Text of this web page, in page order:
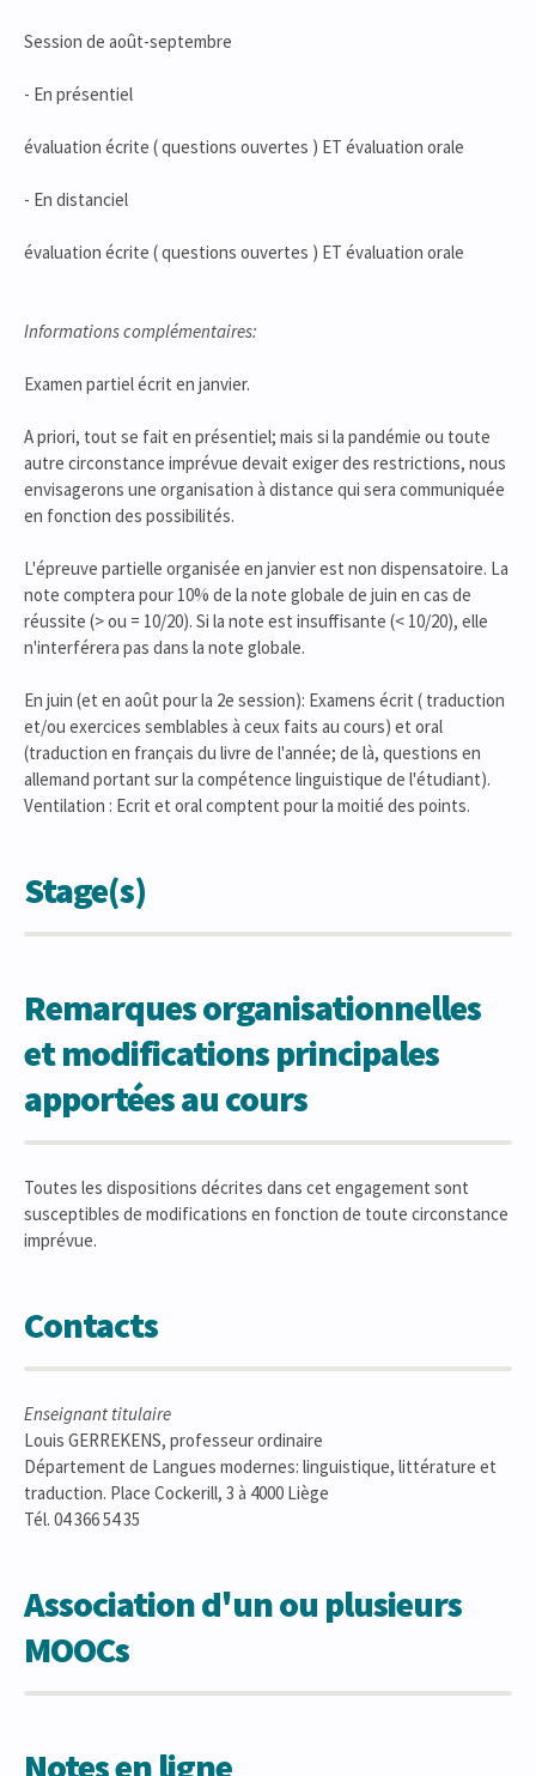
Session de août-septembre
- En présentiel
évaluation écrite ( questions ouvertes ) ET évaluation orale
- En distanciel
évaluation écrite ( questions ouvertes ) ET évaluation orale
Informations complémentaires:
Examen partiel écrit en janvier.
A priori, tout se fait en présentiel; mais si la pandémie ou toute
autre circonstance imprévue devait exiger des restrictions, nous
envisagerons une organisation à distance qui sera communiquée
en fonction des possibilités.
L'épreuve partielle organisée en janvier est non dispensatoire. La
note comptera pour 10% de la note globale de juin en cas de
réussite (> ou = 10/20). Si la note est insuffisante (< 10/20), elle
n'interférera pas dans la note globale.
En juin (et en août pour la 2e session): Examens écrit ( traduction
et/ou exercices semblables à ceux faits au cours) et oral
(traduction en français du livre de l'année; de là, questions en
allemand portant sur la compétence linguistique de l'étudiant).
Ventilation : Ecrit et oral comptent pour la moitié des points.
Stage(s)
Remarques organisationnelles
et modifications principales
apportées au cours
Toutes les dispositions décrites dans cet engagement sont
susceptibles de modifications en fonction de toute circonstance
imprévue.
Contacts
Enseignant titulaire
Louis GERREKENS, professeur ordinaire
Département de Langues modernes: linguistique, littérature et
traduction. Place Cockerill, 3 à 4000 Liège
Tél. 04 366 54 35
Association d'un ou plusieurs
MOOCs
Notes en ligne